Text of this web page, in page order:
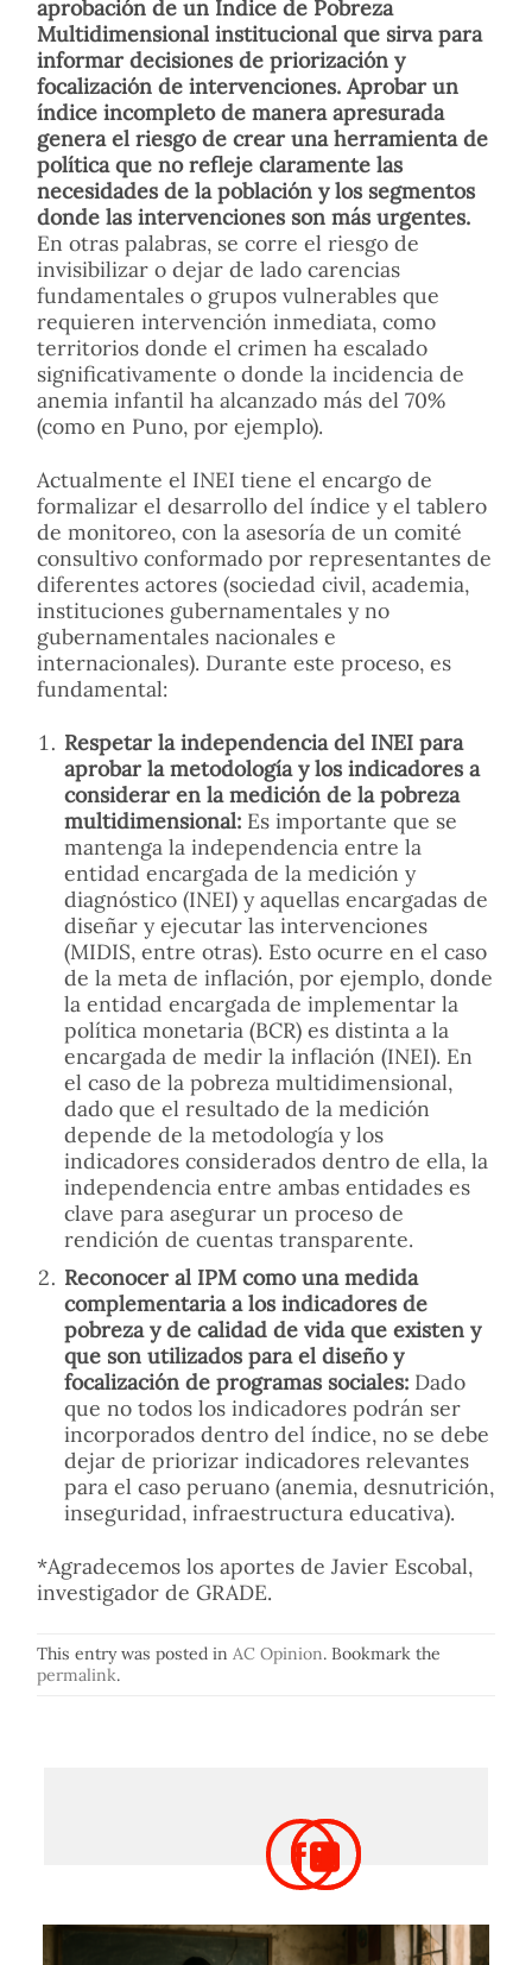
aprobación de un Índice de Pobreza
Multidimensional institucional que sirva para
informar decisiones de priorización y
focalización de intervenciones. Aprobar un
índice incompleto de manera apresurada
genera el riesgo de crear una herramienta de
política que no refleje claramente las
necesidades de la población y los segmentos
donde las intervenciones son más urgentes.
En otras palabras, se corre el riesgo de
invisibilizar o dejar de lado carencias
fundamentales o grupos vulnerables que
requieren intervención inmediata, como
territorios donde el crimen ha escalado
significativamente o donde la incidencia de
anemia infantil ha alcanzado más del 70%
(como en Puno, por ejemplo).
Actualmente el INEI tiene el encargo de
formalizar el desarrollo del índice y el tablero
de monitoreo, con la asesoría de un comité
consultivo conformado por representantes de
diferentes actores (sociedad civil, academia,
instituciones gubernamentales y no
gubernamentales nacionales e
internacionales). Durante este proceso, es
fundamental:
Respetar la independencia del INEI para
aprobar la metodología y los indicadores a
considerar en la medición de la pobreza
multidimensional:Es importante que se
mantenga la independencia entre la
entidad encargada de la medición y
diagnóstico (INEI) y aquellas encargadas de
diseñar y ejecutar las intervenciones
(MIDIS, entre otras). Esto ocurre en el caso
de la meta de inflación, por ejemplo, donde
la entidad encargada de implementar la
política monetaria (BCR) es distinta a la
encargada de medir la inflación (INEI). En
el caso de la pobreza multidimensional,
dado que el resultado de la medición
depende de la metodología y los
indicadores considerados dentro de ella, la
independencia entre ambas entidades es
clave para asegurar un proceso de
rendición de cuentas transparente.
Reconocer al IPM como una medida
complementaria a los indicadores de
pobreza y de calidad de vida que existen y
que son utilizados para el diseño y
focalización de programas sociales:Dado
que no todos los indicadores podrán ser
incorporados dentro del índice, no se debe
dejar de priorizar indicadores relevantes
para el caso peruano (anemia, desnutrición,
inseguridad, infraestructura educativa).
*Agradecemos los aportes de Javier Escobal,
investigador de GRADE.
This entry was posted in AC Opinion. Bookmark the
permalink.